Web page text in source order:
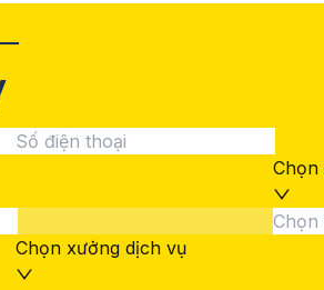
Chọn
Chọn xưởng dịch vụ